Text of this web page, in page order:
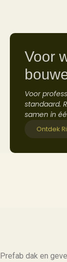
Voor
Voor
standaard.
samen in
Ontdek
Prefab dak en